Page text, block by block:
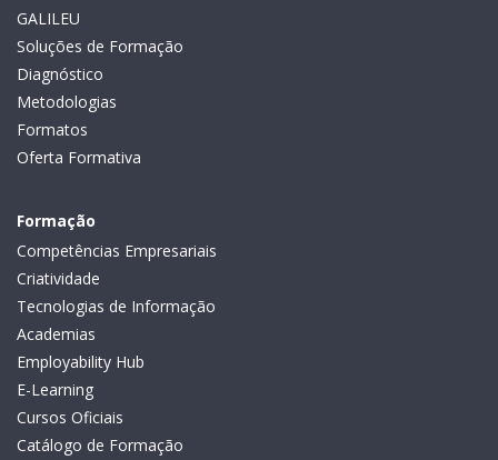
GALILEU
Soluções de Formação
Diagnóstico
Metodologias
Formatos
Oferta Formativa
Formação
Competências Empresariais
Criatividade
Tecnologias de Informação
Academias
Employability Hub
E-Learning
Cursos Oficiais
Catálogo de Formação